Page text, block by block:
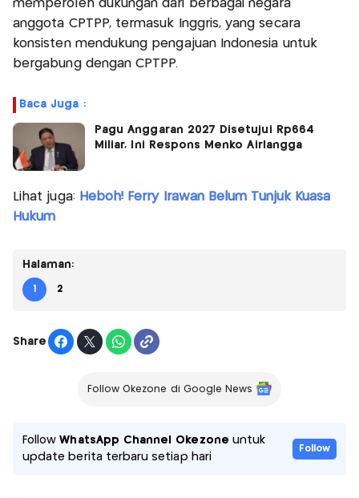
memperoleh dukungan dari berbagai negara
anggota CPTPP, termasuk Inggris, yang secara
konsisten mendukung pengajuan Indonesia untuk
bergabung dengan CPTPP.
Baca Juga :
Pagu Anggaran 2027 Disetujui Rp664
Miliar, Ini Respons Menko Airlangga
Lihat juga: Heboh! Ferry Irawan Belum Tunjuk Kuasa
Hukum
Halaman:
1 2
Share
Follow Okezone di Google News
FollowWhatsApp Channel Okezone untuk
update berita terbaru setiap hari
Follow